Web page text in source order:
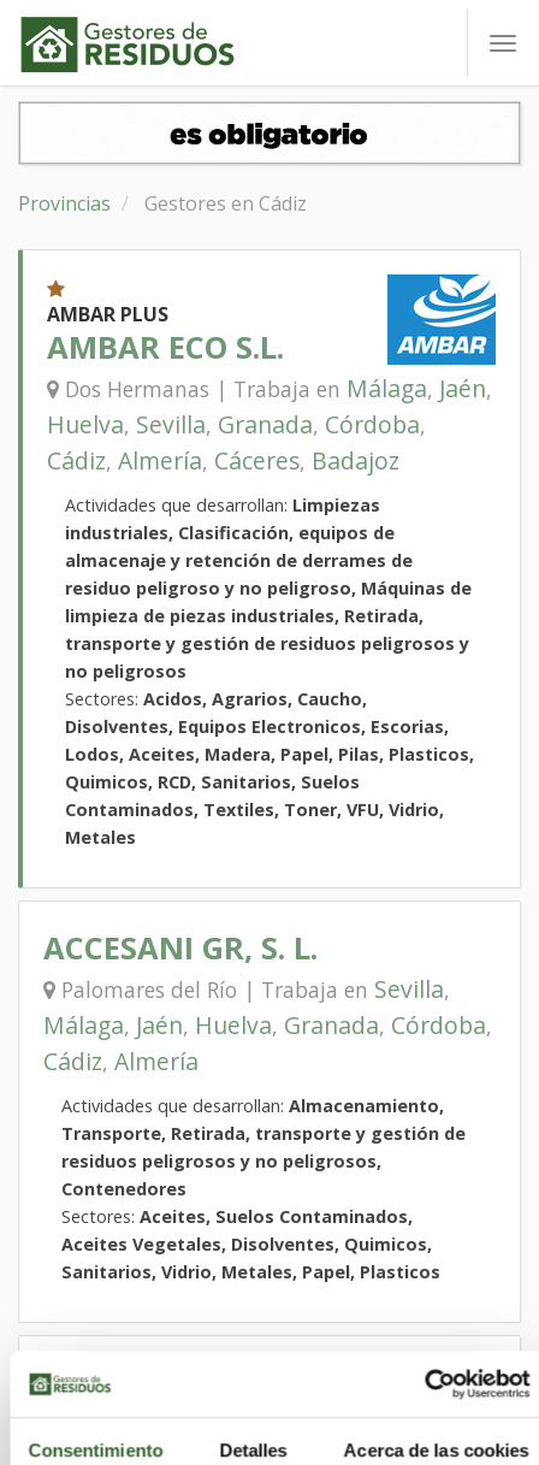
Consentimiento Detalles Acerca de las cookies
Provincias Gestores en Cádiz
AMBAR PLUS
AMBAR ECO S.L.
Dos Hermanas | Trabaja en Málaga, Jaén,
Huelva, Sevilla, Granada, Córdoba,
Cádiz, Almería, Cáceres, Badajoz
Actividades que desarrollan: Limpiezas
industriales, Clasificación, equipos de
almacenaje y retención de derrames de
residuo peligroso y no peligroso, Máquinas de
limpieza de piezas industriales, Retirada,
transporte y gestión de residuos peligrosos y
no peligrosos
Sectores: Acidos, Agrarios, Caucho,
Disolventes, Equipos Electronicos, Escorias,
Lodos, Aceites, Madera, Papel, Pilas, Plasticos,
Quimicos, RCD, Sanitarios, Suelos
Contaminados, Textiles, Toner, VFU, Vidrio,
Metales
ACCESANI GR, S. L.
Palomares del Río | Trabaja en Sevilla,
Málaga, Jaén, Huelva, Granada, Córdoba,
Cádiz, Almería
Actividades que desarrollan: Almacenamiento,
Transporte, Retirada, transporte y gestión de
residuos peligrosos y no peligrosos,
Contenedores
Sectores: Aceites, Suelos Contaminados,
Aceites Vegetales, Disolventes, Quimicos,
Sanitarios, Vidrio, Metales, Papel, Plasticos
ACERINOX S.A.
Barrios (Los) | Trabaja enCádiz